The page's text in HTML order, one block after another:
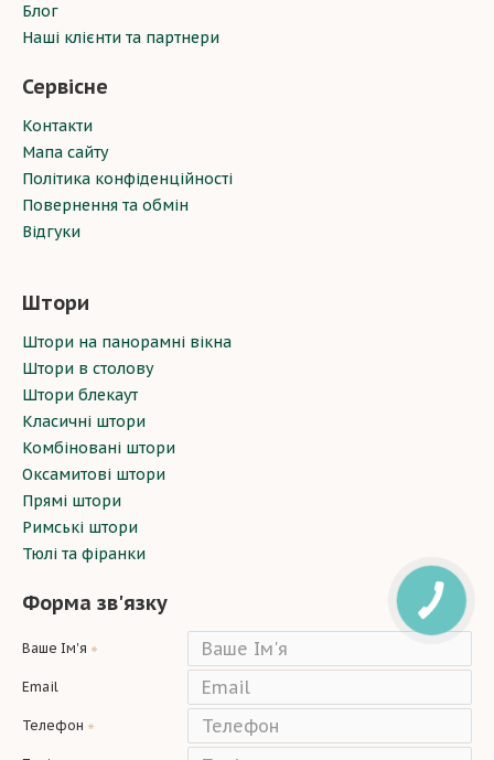
Блог
Наші клієнти та партнери
Сервісне
Контакти
Мапа сайту
Політика конфіденційності
Повернення та обмін
Відгуки
Штори
Штори на панорамні вікна
Штори в столову
Штори блекаут
Класичні штори
Комбіновані штори
Оксамитові штори
Прямі штори
Римські штори
Тюлі та фіранки
Форма зв'язку
Ваше Ім'я
Email
Телефон